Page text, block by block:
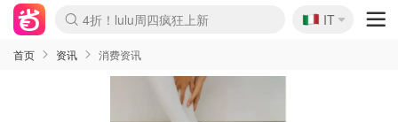
Boticinal 夏促开抢！
4折！lulu周四疯狂上新
速领！Stanley独家85折
Zalando 奥莱闪促！每日更新
🇮🇹
IT
首页 资讯 消费资讯